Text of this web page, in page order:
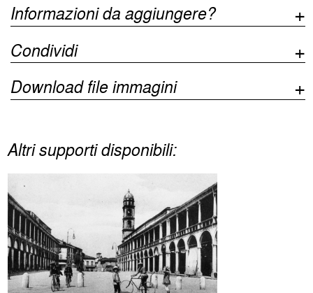
Informazioni da aggiungere?
Condividi
Download file immagini
Altri supporti disponibili: